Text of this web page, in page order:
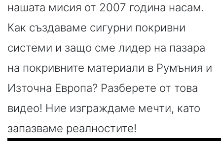
нашата мисия от 2007 година насам.
Как създаваме сигурни покривни
системи и защо сме лидер на пазара
на покривните материали в Румъния и
Източна Европа? Разберете от това
видео! Ние изграждаме мечти, като
запазваме реалностите!